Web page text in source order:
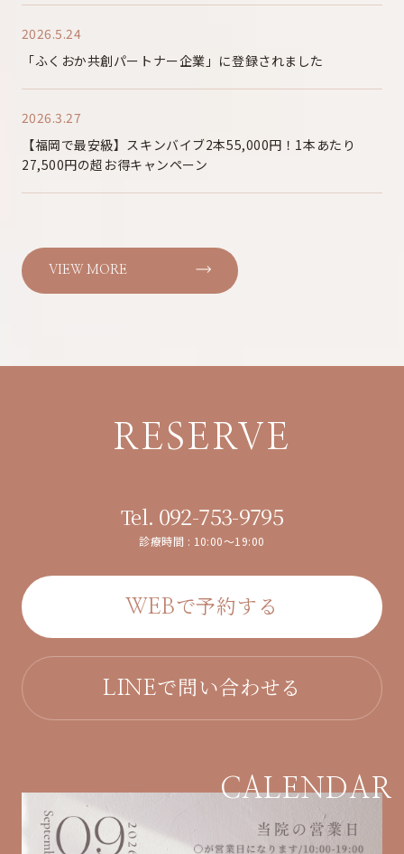
2026.5.24
「ふくおか共創パートナー企業」に登録されました
2026.3.27
【福岡で最安級】スキンバイブ2本55,000円！1本あたり
27,500円の超お得キャンペーン
VIEW MORE
RESERVE
Tel. 092-753-9795
診療時間 : 10:00～19:00
WEBで予約する
LINEで問い合わせる
CALENDAR